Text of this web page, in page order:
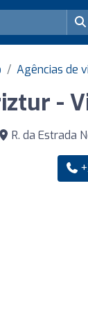
Agências de
-
R. da Estrada